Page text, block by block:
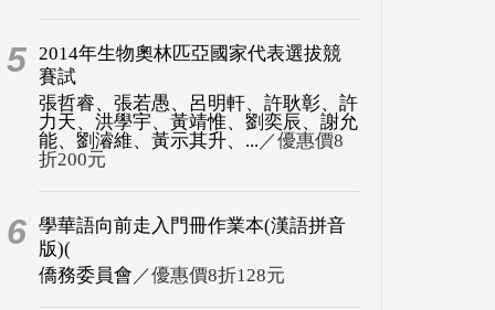
5 2014年生物奧林匹亞國家代表選拔競
賽試
張哲睿、張若愚、呂明軒、許耿彰、許
力天、洪學宇、黃靖惟、劉奕辰、謝允
能、劉濬維、黃示其升、... ／優惠價8
折200元
6 學華語向前走入門冊作業本(漢語拼音
版)(
僑務委員會 ／優惠價8折128元